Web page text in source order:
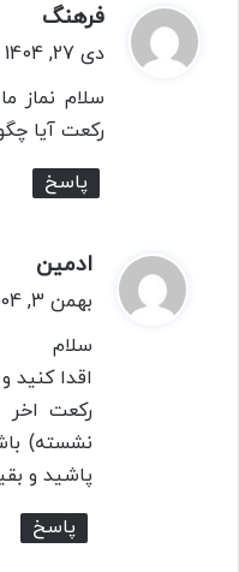
فرهنگ
ف
دی 27, 1404 در 7:31 ب.ظ
سلام نماز
رکعت آیا
پاسخ
ادمین
ف بهمن 3, 1404 در 10:38 ب.ظ
سلام
اقدا
رکعت اخر
نشسته)
پاشید و
پاسخ